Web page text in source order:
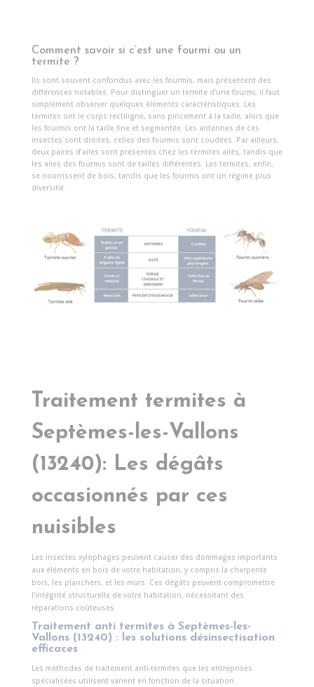
Comment savoir si c’est une fourmi ou un
termite ?
Ils sont souvent confondus avec les fourmis, mais présentent des
différences notables. Pour distinguer un termite d’une fourmi, il faut
simplement observer quelques éléments caractéristiques. Les
termites ont le corps rectiligne, sans pincement à la taille, alors que
les fourmis ont la taille fine et segmentée. Les antennes de ces
insectes sont droites, celles des fourmis sont coudées. Par ailleurs,
deux paires d’ailes sont présentes chez les termites ailés, tandis que
les ailes des fourmis sont de tailles différentes. Les termites, enfin,
se nourrissent de bois, tandis que les fourmis ont un régime plus
diversifié.
Traitement termites à
Septèmes-les-Vallons
(13240): Les dégâts
occasionnés par ces
nuisibles
Les insectes xylophages peuvent causer des dommages importants
aux éléments en bois de votre habitation, y compris la charpente
bois, les planchers, et les murs. Ces dégâts peuvent compromettre
l’intégrité structurelle de votre habitation, nécessitant des
réparations coûteuses.
Traitement anti termites à Septèmes-les-
Vallons(13240) : les solutions désinsectisation
efficaces
Les méthodes de traitement anti-termites que les entreprises
spécialisées utilisent varient en fonction de la situation